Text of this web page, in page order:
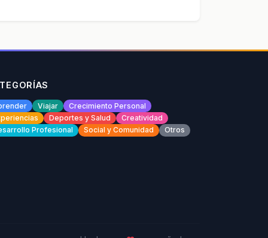
Viajar
Crecimiento Personal
Deportes y Salud
Creatividad
Profesional
Social y Comunidad Otros